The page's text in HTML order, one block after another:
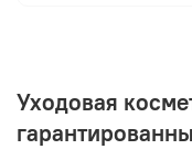
Уходовая